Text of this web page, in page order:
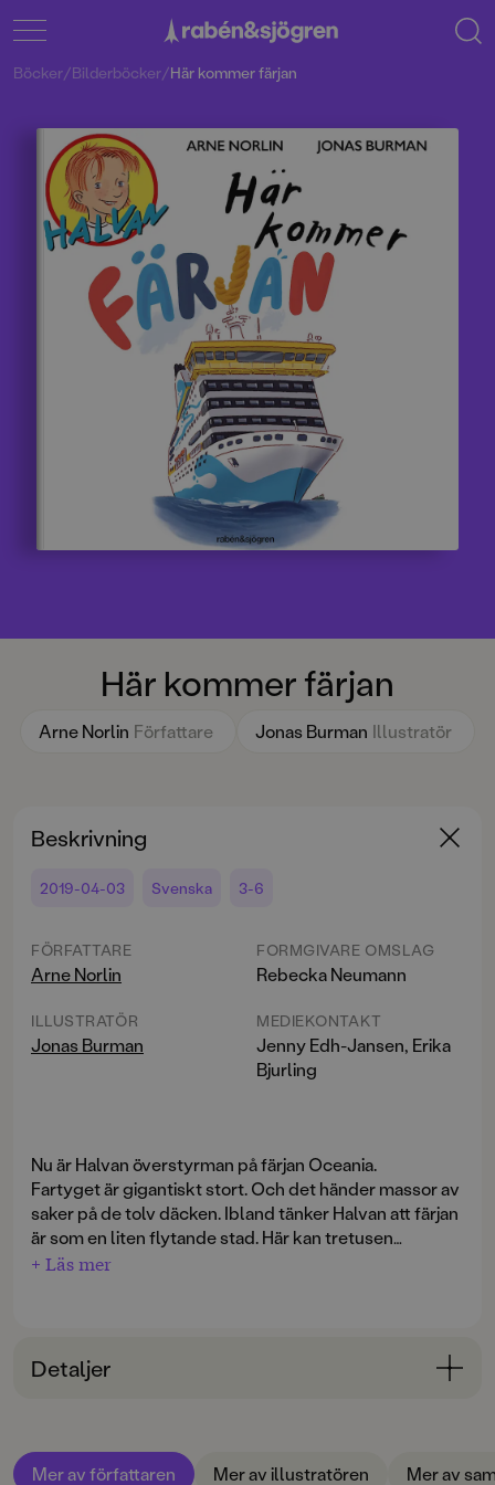
Här kommer färjan
Arne Norlin Författare Jonas Burman Illustratör
Böcker/Bilderböcker/Här kommer färjan
Beskrivning
2019-04-03 Svenska 3-6
FÖRFATTARE
Arne Norlin
ILLUSTRATÖR
Jonas Burman
FORMGIVARE OMSLAG
Rebecka Neumann
MEDIEKONTAKT
Jenny Edh-Jansen, Erika
Bjurling
Nu är Halvan överstyrman på färjan Oceania.
Fartyget är gigantiskt stort. Och det händer massor av
saker på de tolv däcken. Ibland tänker Halvan att färjan
är som en liten flytande stad. Här kan tretusen
passagerare bo, shoppa och äta och även roa sig.
krävs en del list för att fånga in den
Nästa dag har någon ramlat i trappan och brutit armen.
på plats: han klarar det mesta både till sjöss och på
land!
+ Läs mer
Detaljer
ÅLDERSGRUPP
3-6
Mer av författaren Mer av illustratören Mer av